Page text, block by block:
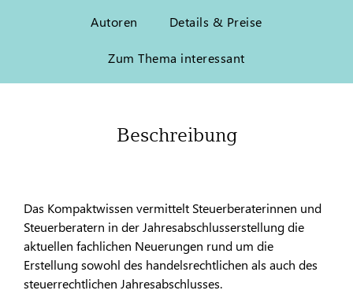
Autoren Details & Preise
Zum Thema interessant
Beschreibung
Das Kompaktwissen vermittelt Steuerberaterinnen und
Steuerberatern in der Jahresabschlusserstellung die
aktuellen fachlichen Neuerungen rund um die
Erstellung sowohl des handelsrechtlichen als auch des
steuerrechtlichen Jahresabschlusses.